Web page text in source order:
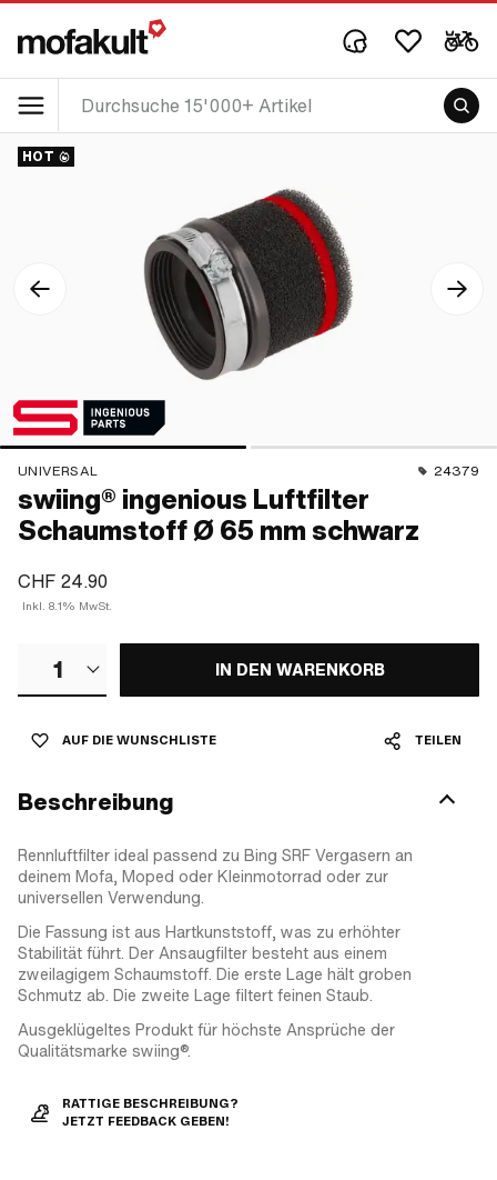
HOT
UNIVERSAL 24379
swiing® ingenious Luftfilter
Schaumstoff Ø 65 mm schwarz
CHF 24.90
Inkl. 8.1% MwSt.
1 IN DEN WARENKORB
AUF DIE WUNSCHLISTE TEILEN
Beschreibung
Rennluftfilter ideal passend zu Bing SRF Vergasern an
deinem Mofa, Moped oder Kleinmotorrad oder zur
universellen Verwendung.
Die Fassung ist aus Hartkunststoff, was zu erhöhter
Stabilität führt. Der Ansaugfilter besteht aus einem
zweilagigem Schaumstoff. Die erste Lage hält groben
Schmutz ab. Die zweite Lage filtert feinen Staub.
Ausgeklügeltes Produkt für höchste Ansprüche der
Qualitätsmarke swiing®.
RATTIGE BESCHREIBUNG?
JETZT FEEDBACK GEBEN!